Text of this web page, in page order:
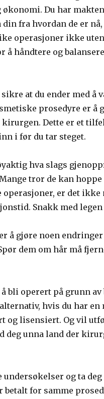
Du har
fra hvordan de er
operasjoner ikke
å håndtere og
sikre at du ender med å
prosedyre er å
Dette er et
i før du tar steget.
hva slags
tror de kan hoppe
er det ikke
Snakk med
å gjøre noen
dem om hår må
bli operert på grunn
hvis du har
lisensiert. Og vil
deg unna land der
undersøkelser og ta
for samme